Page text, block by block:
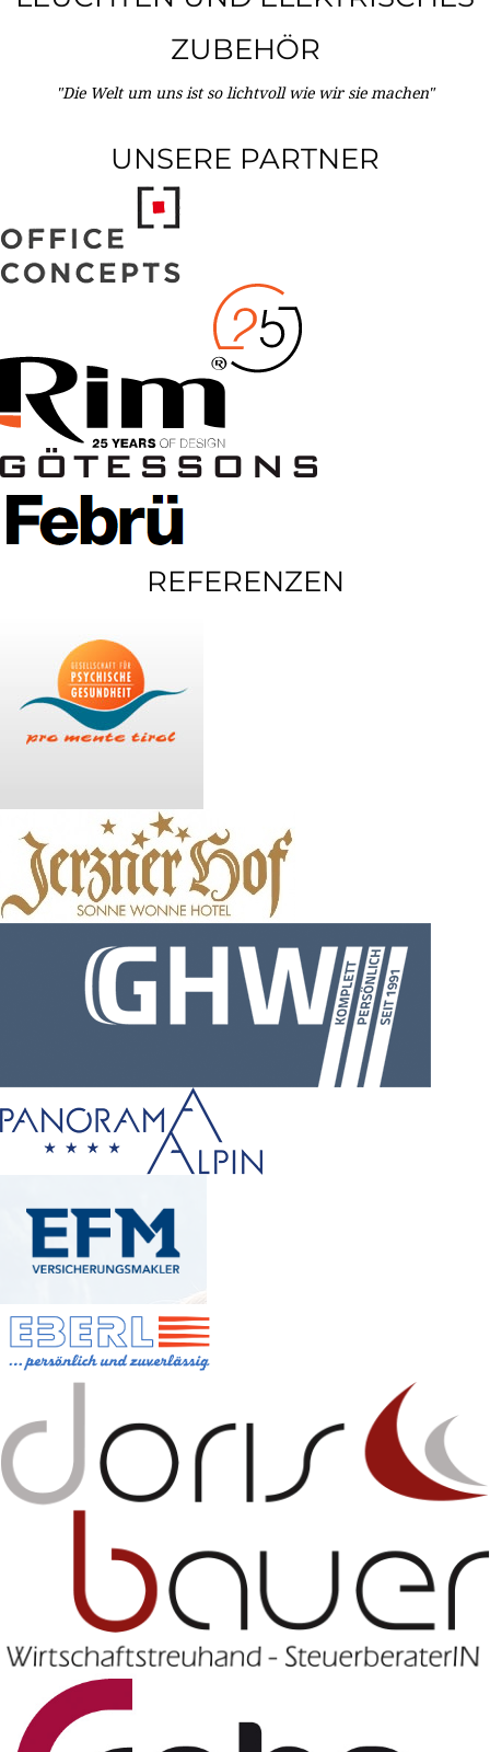
ZUBEHÖR
"Die Welt um uns ist so lichtvoll wie wir sie machen"
UNSERE PARTNER
REFERENZEN